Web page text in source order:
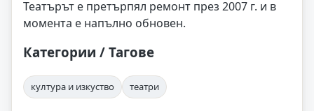
Театърът е претърпял ремонт през 2007 г. и в
момента е напълно обновен.
Категории / Тагове
култура и изкуство театри